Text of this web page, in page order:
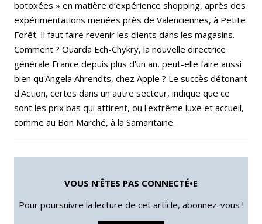
botoxées » en matière d’expérience shopping, après des
expérimentations menées près de Valenciennes, à Petite
Forêt. Il faut faire revenir les clients dans les magasins.
Comment ? Ouarda Ech-Chykry, la nouvelle directrice
générale France depuis plus d'un an, peut-elle faire aussi
bien qu'Angela Ahrendts, chez Apple ? Le succès détonant
d'Action, certes dans un autre secteur, indique que ce
sont les prix bas qui attirent, ou l'extrême luxe et accueil,
comme au Bon Marché, à la Samaritaine.
VOUS N’ÊTES PAS CONNECTÉ•E
Pour poursuivre la lecture de cet article, abonnez-vous !